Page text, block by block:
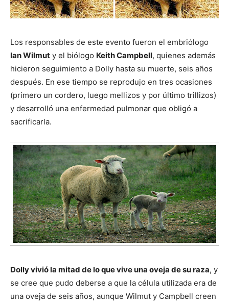
Los responsables de este evento fueron el embriólogo
Ian Wilmut y el biólogo Keith Campbell, quienes además
hicieron seguimiento a Dolly hasta su muerte, seis años
después. En ese tiempo se reprodujo en tres ocasiones
(primero un cordero, luego mellizos y por último trillizos)
y desarrolló una enfermedad pulmonar que obligó a
sacrificarla.
Dolly vivió la mitad de lo que vive una oveja de su raza, y
se cree que pudo deberse a que la célula utilizada era de
una oveja de seis años, aunque Wilmut y Campbell creen